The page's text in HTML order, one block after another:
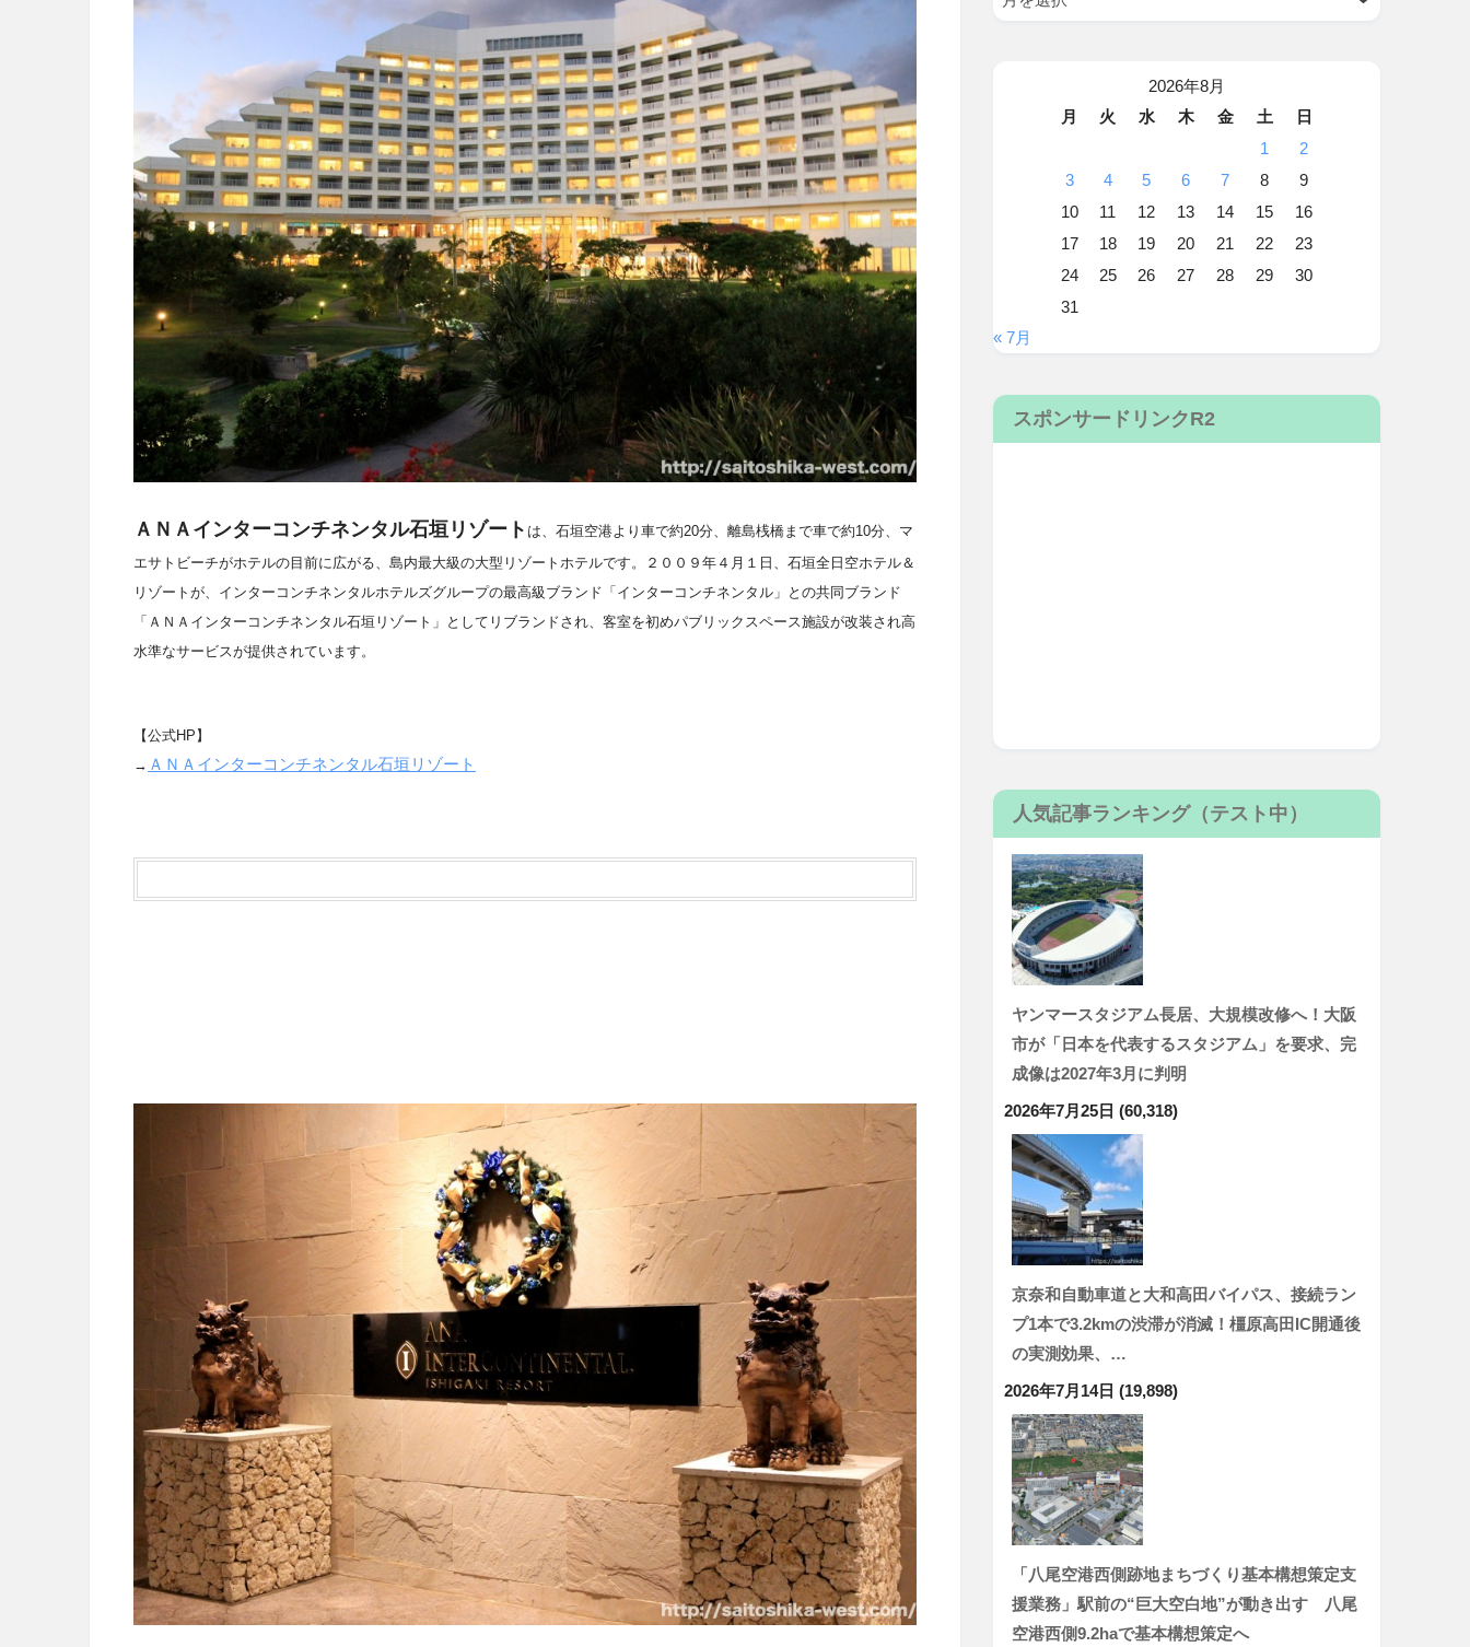
ＡＮＡインターコンチネンタル石垣リゾート は、 石垣空港より車で約20分、離島桟橋まで車で約10分、マ
エサトビーチがホテルの目前に広がる、島内最大級の大型リゾートホテルです。２００９年４月１日、石垣全日空ホテル＆
リゾートが、インターコンチネンタルホテルズグループの最高級ブランド「インターコンチネンタル」との共同ブランド
「ＡＮＡインターコンチネンタル石垣リゾート」としてリブランドされ、客室を初めパブリックスペース施設が改装され高
水準なサービスが提供されています。
【公式HP】
→ ＡＮＡインターコンチネンタル石垣リゾート
2026年8月
月
火 水 木 金 土
日
1
2
3
4 5 6 7 8
9
10
11 12 13 14 15
16
17
18 19 20 21 22
23
24
25 26 27 28 29
30
31
« 7月
スポンサードリンクR2
人気記事ランキング（テスト中）
ヤンマースタジアム長居、大規模改修へ！大阪
市が「日本を代表するスタジアム」を要求、完
成像は2027年3月に判明
2026年7月25日 (60,318)
京奈和自動車道と大和高田バイパス、接続ラン
プ1本で3.2kmの渋滞が消滅！橿原高田IC開通後
の実測効果、…
2026年7月14日 (19,898)
「八尾空港西側跡地まちづくり基本構想策定支
援業務」駅前の“巨大空白地”が動き出す 八尾
空港西側9.2haで基本構想策定へ